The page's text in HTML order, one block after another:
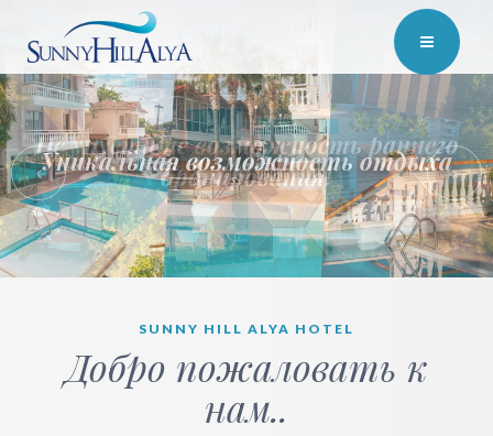
Уникальная возможность отдыха
SUNNY HILL ALYA HOTEL
Добро пожаловать к
нам..